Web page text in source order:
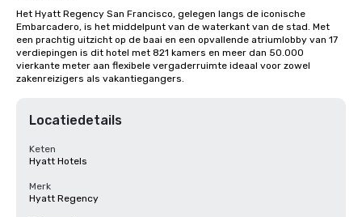
Het Hyatt Regency San Francisco, gelegen langs de iconische
Embarcadero, is het middelpunt van de waterkant van de stad. Met
een prachtig uitzicht op de baai en een opvallende atriumlobby van 17
verdiepingen is dit hotel met 821 kamers en meer dan 50.000
vierkante meter aan flexibele vergaderruimte ideaal voor zowel
zakenreizigers als vakantiegangers.
Locatiedetails
Keten
Hyatt Hotels
Merk
Hyatt Regency